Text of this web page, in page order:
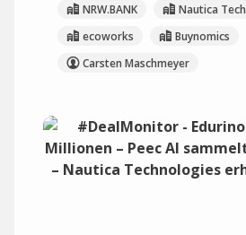
NRW.BANK
Nautica
ecoworks
Buynomics
Carsten Maschmeyer